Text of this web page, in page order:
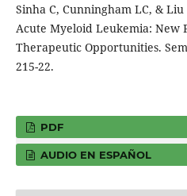
Sinha C, Cunningham LC, & Liu
Acute Myeloid Leukemia: New
Therapeutic Opportunities.
215-22.
PDF
AUDIO EN ESPAÑOL